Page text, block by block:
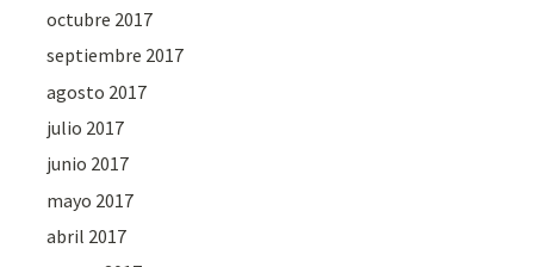
octubre 2017
septiembre 2017
agosto 2017
julio 2017
junio 2017
mayo 2017
abril 2017